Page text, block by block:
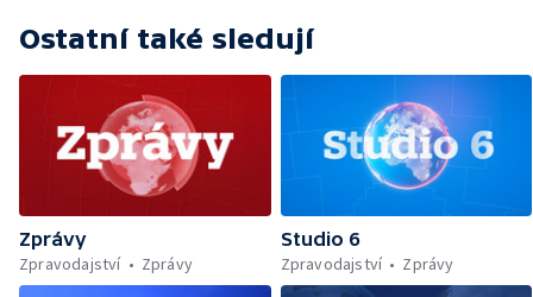
Ostatní také sledují
Zprávy
Zpravodajství
Zprávy
Studio 6
Zpravodajství
Zprávy